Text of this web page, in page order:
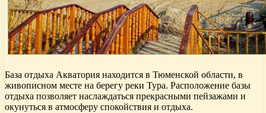
База отдыха Акватория находится в Тюменской области, в
живописном месте на берегу реки Тура. Расположение базы
отдыха позволяет наслаждаться прекрасными пейзажами и
окунуться в атмосферу спокойствия и отдыха.